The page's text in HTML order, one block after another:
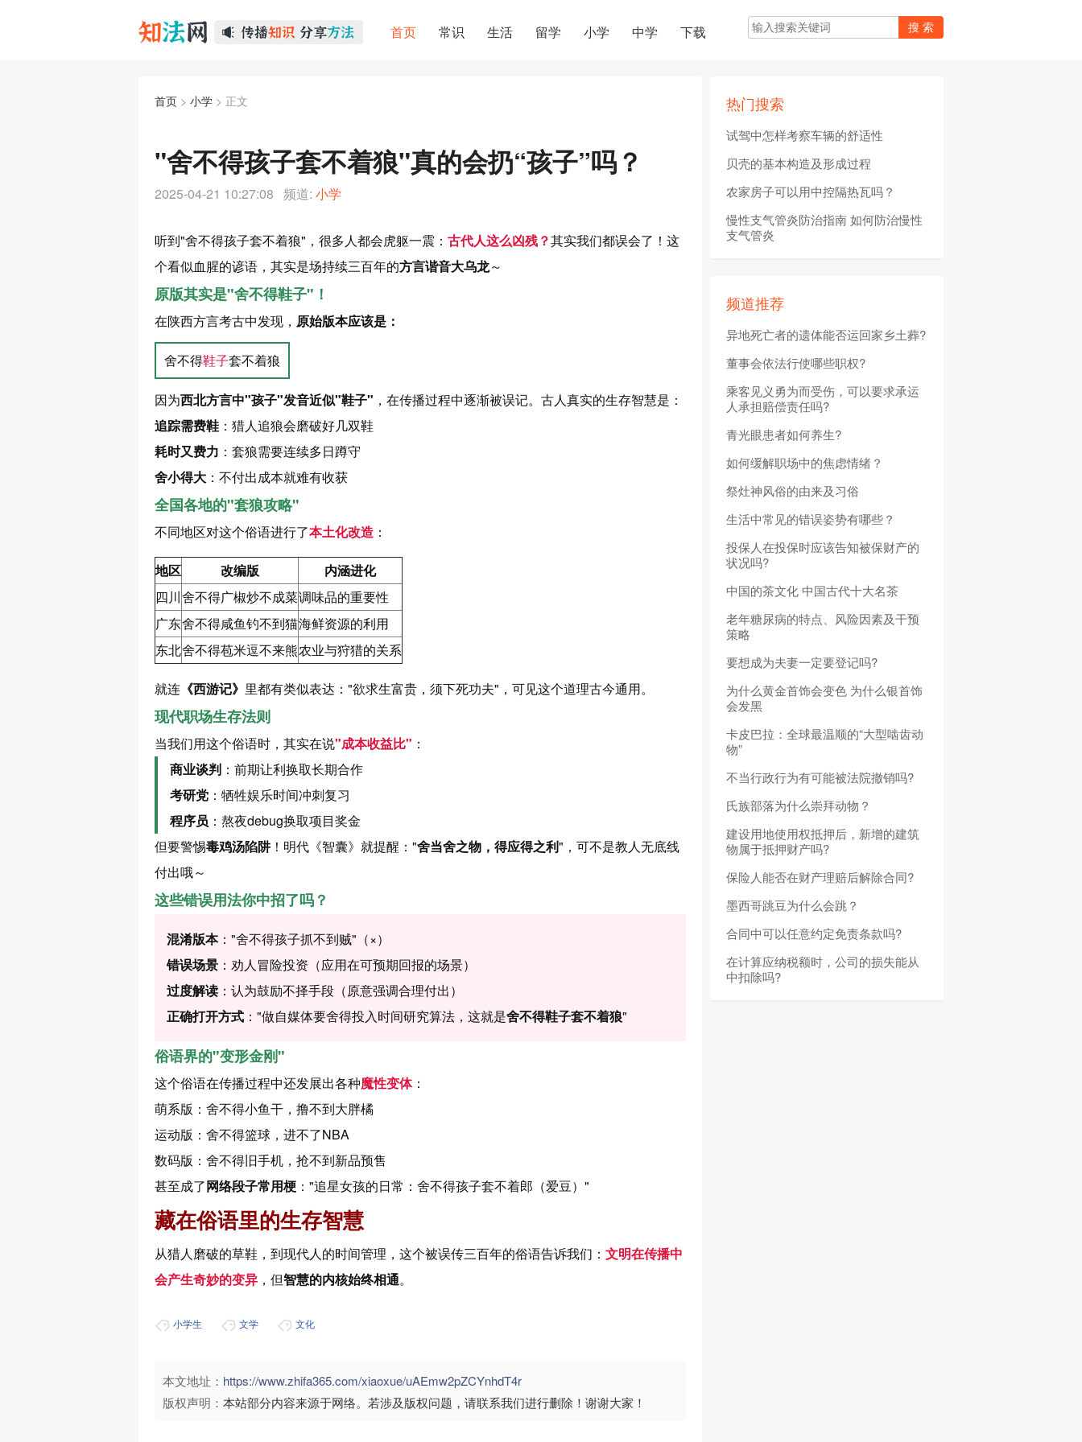
首页 常识 生活 留学 小学 中学 下载
首页 > 小学 > 正文
"舍不得孩子套不着狼"真的会扔“孩子”吗？
2025-04-21 10:27:08 频道: 小学
听到"舍不得孩子套不着狼"，很多人都会虎躯一震： 古代人这么凶残？其实我们都误会了！这
个看似血腥的谚语，其实是场持续三百年的方言谐音大乌龙～
原版其实是"舍不得鞋子"！
在陕西方言考古中发现， 原始版本应该是：
舍不得鞋子套不着狼
因为西北方言中"孩子"发音近似"鞋子" ，在传播过程中逐渐被误记。古人真实的生存智慧是：
追踪需费鞋 ：猎人追狼会磨破好几双鞋
耗时又费力 ：套狼需要连续多日蹲守
舍小得大 ：不付出成本就难有收获
全国各地的"套狼攻略"
不同地区对这个俗语进行了本土化改造 ：
地区 改编版
内涵进化
四川舍不得广椒炒不成菜调味品的重要性
广东舍不得咸鱼钓不到猫海鲜资源的利用
东北舍不得苞米逗不来熊农业与狩猎的关系
就连 《西游记》 里都有类似表达："欲求生富贵，须下死功夫"，可见这个道理古今通用。
现代职场生存法则
当我们用这个俗语时，其实在说"成本收益比" ：
商业谈判 ：前期让利换取长期合作
考研党 ：牺牲娱乐时间冲刺复习
程序员 ：熬夜debug换取项目奖金
但要警惕毒鸡汤陷阱！明代《智囊》就提醒："舍当舍之物，得应得之利"，可不是教人无底线
付出哦～
这些错误用法你中招了吗？
混淆版本："舍不得孩子抓不到贼"（×）
错误场景 ：劝人冒险投资（应用在可预期回报的场景）
过度解读 ：认为鼓励不择手段（原意强调合理付出）
正确打开方式 ："做自媒体要舍得投入时间研究算法，这就是舍不得鞋子套不着狼"
俗语界的"变形金刚"
这个俗语在传播过程中还发展出各种魔性变体：
萌系版：舍不得小鱼干，撸不到大胖橘
运动版：舍不得篮球，进不了NBA
数码版：舍不得旧手机，抢不到新品预售
甚至成了网络段子常用梗 ："追星女孩的日常：舍不得孩子套不着郎（爱豆）"
藏在俗语里的生存智慧
从猎人磨破的草鞋，到现代人的时间管理，这个被误传三百年的俗语告诉我们： 文明在传播中
会产生奇妙的变异 ，但智慧的内核始终相通。
小学生 文学 文化
本文地址： https://www.zhifa365.com/xiaoxue/uAEmw2pZCYnhdT4r
版权声明： 本站部分内容来源于网络。若涉及版权问题，请联系我们进行删除！谢谢大家！
热门搜索
试驾中怎样考察车辆的舒适性
贝壳的基本构造及形成过程
农家房子可以用中控隔热瓦吗？
慢性支气管炎防治指南 如何防治慢性
支气管炎
频道推荐
异地死亡者的遗体能否运回家乡土葬?
董事会依法行使哪些职权?
乘客见义勇为而受伤，可以要求承运
人承担赔偿责任吗?
青光眼患者如何养生?
如何缓解职场中的焦虑情绪？
祭灶神风俗的由来及习俗
生活中常见的错误姿势有哪些？
投保人在投保时应该告知被保财产的
状况吗?
中国的茶文化 中国古代十大名茶
老年糖尿病的特点、风险因素及干预
策略
要想成为夫妻一定要登记吗?
为什么黄金首饰会变色 为什么银首饰
会发黑
卡皮巴拉：全球最温顺的“大型啮齿动
物”
不当行政行为有可能被法院撤销吗?
氏族部落为什么崇拜动物？
建设用地使用权抵押后，新增的建筑
物属于抵押财产吗?
保险人能否在财产理赔后解除合同?
墨西哥跳豆为什么会跳？
合同中可以任意约定免责条款吗?
在计算应纳税额时，公司的损失能从
中扣除吗?